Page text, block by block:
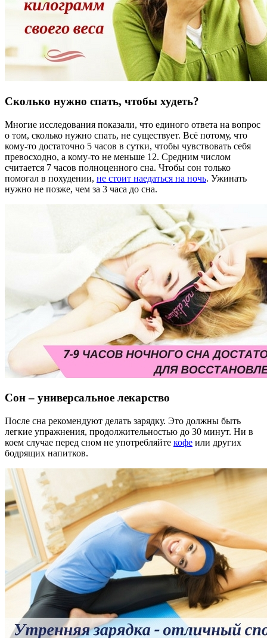
Сколько нужно спать, чтобы худеть?
Многие исследования показали, что единого ответа на вопрос
о том, сколько нужно спать, не существует. Всё потому, что
кому-то достаточно 5 часов в сутки, чтобы чувствовать себя
превосходно, а кому-то не меньше 12. Средним числом
считается 7 часов полноценного сна. Чтобы сон только
помогал в похудении, не стоит наедаться на ночь. Ужинать
нужно не позже, чем за 3 часа до сна.
Сон – универсальное лекарство
После сна рекомендуют делать зарядку. Это должны быть
легкие упражнения, продолжительностью до 30 минут. Ни в
коем случае перед сном не употребляйте кофе или других
бодрящих напитков.